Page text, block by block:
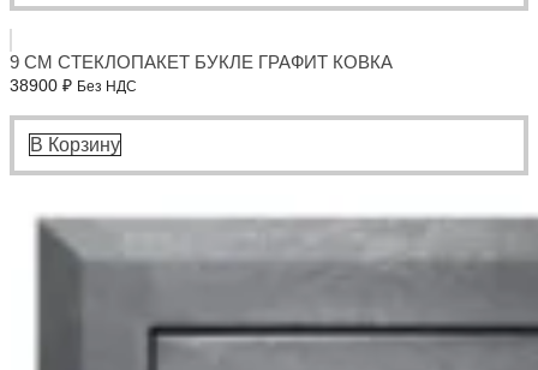
9 СМ СТЕКЛОПАКЕТ БУКЛЕ ГРАФИТ КОВКА
38900 ₽ Без НДС
В Корзину